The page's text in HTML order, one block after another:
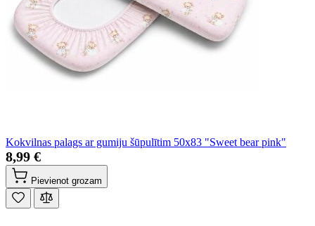
Kokvilnas palags ar gumiju šūpulītim 50x83 "Sweet bear pink"
8,99 €
Pievienot grozam